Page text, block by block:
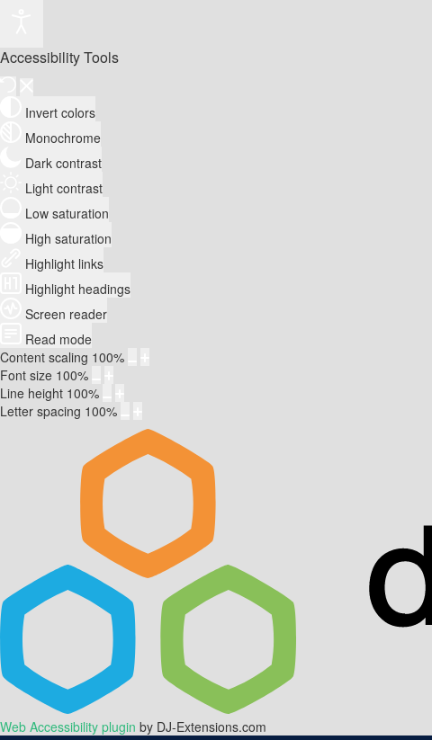
Accessibility Tools
Invert colors
Monochrome
Dark contrast
Light contrast
Low saturation
High saturation
Highlight links
Highlight headings
Screen reader
Read mode
Content scaling 100%
Font size 100%
Line height 100%
Letter spacing 100%
Web Accessibility plugin by DJ-Extensions.com